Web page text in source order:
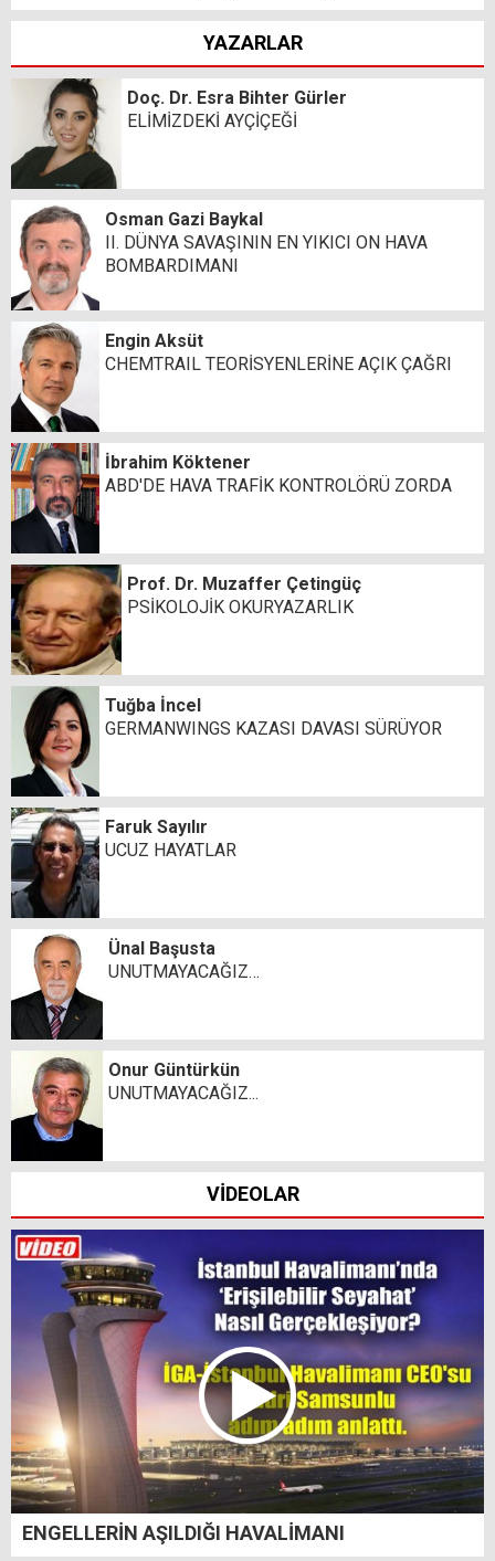
YAZARLAR
Doç. Dr. Esra Bihter Gürler
ELİMİZDEKİ AYÇİÇEĞİ
Osman Gazi Baykal
II. DÜNYA SAVAŞININ EN YIKICI ON HAVA
BOMBARDIMANI
Engin Aksüt
CHEMTRAIL TEORİSYENLERİNE AÇIK ÇAĞRI
İbrahim Köktener
ABD'DE HAVA TRAFİK KONTROLÖRÜ ZORDA
Prof. Dr. Muzaffer Çetingüç
PSİKOLOJİK OKURYAZARLIK
Tuğba İncel
GERMANWINGS KAZASI DAVASI SÜRÜYOR
Faruk Sayılır
UCUZ HAYATLAR
Ünal Başusta
UNUTMAYACAĞIZ…
Onur Güntürkün
UNUTMAYACAĞIZ...
VİDEOLAR
ENGELLERİN AŞILDIĞI HAVALİMANI